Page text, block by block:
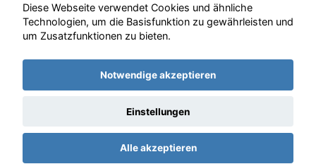
Copyright © 2026. Autohaus Bernd Lurz KG
Datenschutz Impressum AGB
Diese Webseite verwendet Cookies und ähnliche
Technologien, um die Basisfunktion zu gewährleisten und
um Zusatzfunktionen zu bieten.
Notwendige akzeptieren
Einstellungen
Alle akzeptieren